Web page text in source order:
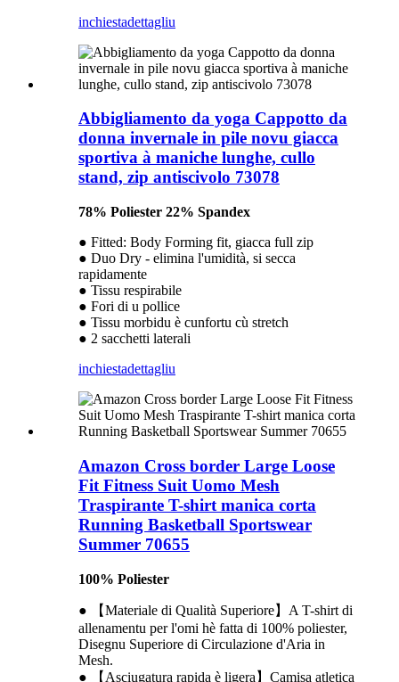
inchiestadettagliu
Abbigliamento da yoga Cappotto da
donna invernale in pile novu giacca
sportiva à maniche lunghe, cullo
stand, zip antiscivolo 73078
78% Poliester 22% Spandex
● Fitted: Body Forming fit, giacca full zip
● Duo Dry - elimina l'umidità, si secca
rapidamente
● Tissu respirabile
● Fori di u pollice
● Tissu morbidu è cunfortu cù stretch
● 2 sacchetti laterali
inchiestadettagliu
Amazon Cross border Large Loose
Fit Fitness Suit Uomo Mesh
Traspirante T-shirt manica corta
Running Basketball Sportswear
Summer 70655
100% Poliester
● 【Materiale di Qualità Superiore】A T-shirt di
allenamentu per l'omi hè fatta di 100% poliester,
Disegnu Superiore di Circulazione d'Aria in
Mesh.
● 【Asciugatura rapida è ligera】Camisa atletica